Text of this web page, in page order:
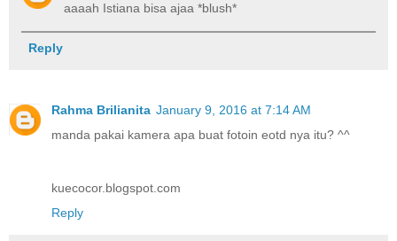
aaaah Istiana bisa ajaa *blush*
Reply
Rahma Brilianita January 9, 2016 at 7:14 AM
manda pakai kamera apa buat fotoin eotd nya itu? ^^
kuecocor.blogspot.com
Reply